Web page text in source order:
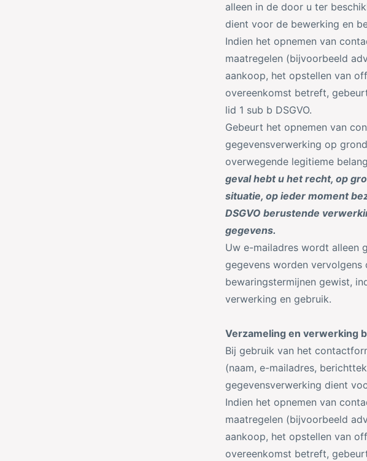
alleen in de door u ter
dient voor de bewerking en
Indien het opnemen van
maatregelen (bijvoorbeeld
aankoop, het opstellen van
overeenkomst betreft,
lid 1 sub b DSGVO.
Gebeurt het opnemen van
gegevensverwerking op
overwegende legitieme
geval hebt u het recht, op
situatie, op ieder moment
DSGVO berustende
gegevens.
Uw e-mailadres wordt alleen
gegevens worden
bewaringstermijnen gewist,
verwerking en gebruik.
Verzameling en verwerking
Bij gebruik van het
(naam, e-mailadres,
gegevensverwerking dient
Indien het opnemen van
maatregelen (bijvoorbeeld
aankoop, het opstellen van
overeenkomst betreft,